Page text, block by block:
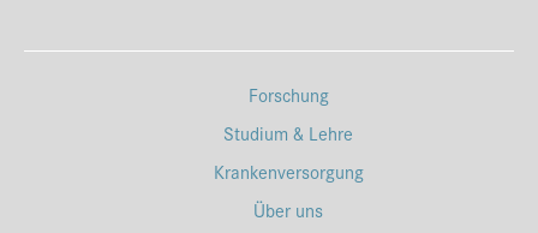
Forschung
Studium & Lehre
Krankenversorgung
Über uns